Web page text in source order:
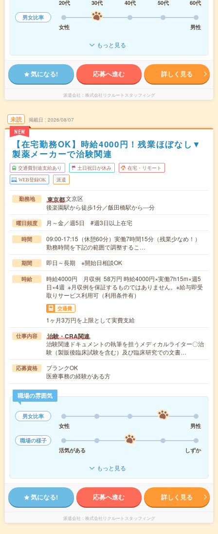
20代 30代 40代 50代
60代
男女比率
女性
男性
もっと見る
気になる! 応募へ進む 詳しく見る
派遣会社 株式会社リクルートスタッフィング
未読
NEW
掲載日 2026/08/07
【在宅勤務OK】時給4000円！残業ほぼなし▼
製薬メーカーで治験関連
交通費別途支給あり 土日祝日が休み 在宅・リモート
WEB登録OK 派遣
勤務地 東京都文京区
後楽園駅から徒歩1分／飯田橋駅から---分
曜日頻度 月～金／週5日 #週3日以上在宅
時間
09:00-17:15（休憩60分）実働7時間15分（残業少なめ！）
勤務時間を下記の範囲で調整するこ…
期間 即日～長期 ※開始日相談OK
時給
時給4000円 月収例 58万円 時給4000円×実働7h15m×週5
日×4週 ※月収例を保証するものではありません。※給与即受
取りサービス利用可（利用条件有）
交通費
1ヶ月3万円を上限として実費支給
仕事内容 治験・CRA関連
治験関連ドキュメントの執筆を担うメディカルライター〇治
験（製販後臨床試験を含む）及び臨床研究での文書…
応募資格
ブランクOK
医療事務の経験がある方
職場の雰囲気
男女比率
女性
男性
職場の様子
活気がある
しずか
もっと見る
気になる! 応募へ進む 詳しく見る
派遣会社 株式会社リクルートスタッフィング